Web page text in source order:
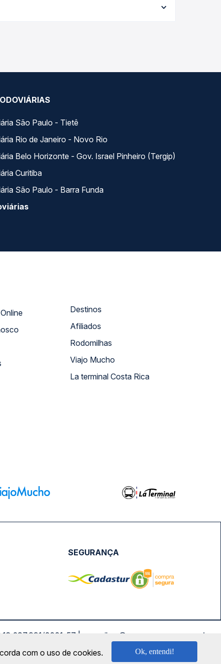
garante a melhor oferta para o seu roteiro.
São Paulo - Tietê
Rio de Janeiro - Novo Rio
Belo Horizonte - Gov. Israel Pinheiro (Tergip)
Curitiba
São Paulo - Barra Funda
Atendimento Online
Destinos
Afiliados
Rodomilhas
Viajo Mucho
La terminal Costa Rica
SEGURANÇA
0001-57 | saconibus@queropassagem.com.br
com o uso de cookies. Ok, entendi!